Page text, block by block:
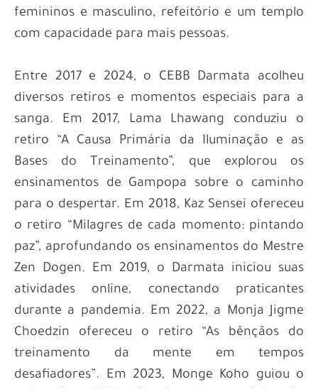
femininos e masculino, refeitório e um templo
com capacidade para mais pessoas.
Entre 2017 e 2024, o CEBB Darmata acolheu
diversos retiros e momentos especiais para a
sanga. Em 2017, Lama Lhawang conduziu o
retiro “A Causa Primária da Iluminação e as
Bases do Treinamento”, que explorou os
ensinamentos de Gampopa sobre o caminho
para o despertar. Em 2018, Kaz Sensei ofereceu
o retiro “Milagres de cada momento: pintando
paz”, aprofundando os ensinamentos do Mestre
Zen Dogen. Em 2019, o Darmata iniciou suas
atividades online, conectando praticantes
durante a pandemia. Em 2022, a Monja Jigme
Choedzin ofereceu o retiro “As bênçãos do
treinamento da mente em tempos
desafiadores”. Em 2023, Monge Koho guiou o